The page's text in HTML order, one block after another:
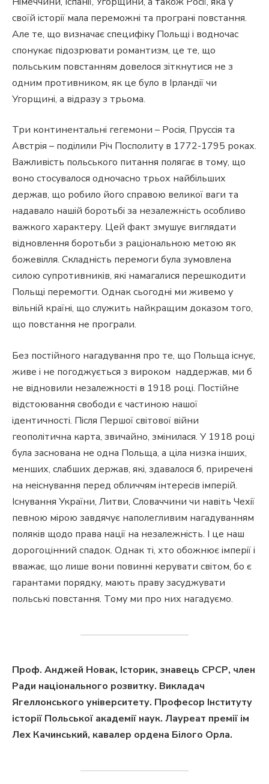
своїй історії мала переможні та програні повстання.
Але те, що визначає специфіку Польщі і водночас
спонукає підозрювати романтизм, це те, що
польським повстанням довелося зіткнутися не з
одним противником, як це було в Ірландії чи
Угорщині, а відразу з трьома.
Три континентальні гегемони – Росія, Пруссія та
Австрія – поділили Річ Посполиту в 1772-1795 роках.
Важливість польського питання полягає в тому, що
воно стосувалося одночасно трьох найбільших
держав, що робило його справою великої ваги та
надавало нашій боротьбі за незалежність особливо
важкого характеру. Цей факт змушує виглядати
відновлення боротьби з раціональною метою як
божевілля. Складність перемоги була зумовлена
силою супротивників, які намагалися перешкодити
Польщі перемогти. Однак сьогодні ми живемо у
вільній країні, що служить найкращим доказом того,
що повстання не програли.
Без постійного нагадування про те, що Польща існує,
живе і не погоджується з вироком наддержав, ми б
не відновили незалежності в 1918 році. Постійне
відстоювання свободи є частиною нашої
ідентичності. Після Першої світової війни
геополітична карта, звичайно, змінилася. У 1918 році
була заснована не одна Польща, а ціла низка інших,
менших, слабших держав, які, здавалося б, приречені
на неіснування перед обличчям інтересів імперій.
Існування України, Литви, Словаччини чи навіть Чехії
певною мірою завдячує наполегливим нагадуванням
поляків щодо права нації на незалежність. І це наш
дорогоцінний спадок. Однак ті, хто обожнює імперії і
вважає, що лише вони повинні керувати світом, бо є
гарантами порядку, мають праву засуджувати
польські повстання. Тому ми про них нагадуємо.
Проф. Анджей Новак, Історик, знавець СРСР, член
Ради національного розвитку. Викладач
Ягеллонського університету. Професор Інституту
історії Польської академії наук. Лауреат премії ім
Лех Качинський, кавалер ордена Білого Орла.